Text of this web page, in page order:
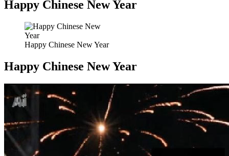
Happy Chinese New Year
Happy Chinese New Year
Happy Chinese New Year